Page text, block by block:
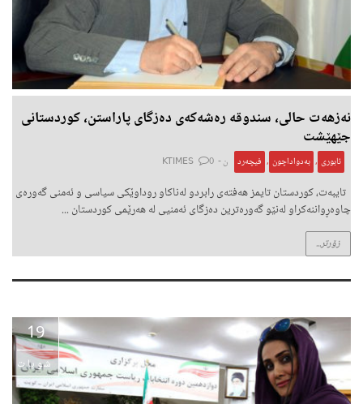
نەزهەت حالی، سندوقە رەشەکەی دەزگای پاراستن، کوردستانی
جێهێشت
ئابوری , بەدواداچون , فیچەرد ن - KTIMES 0
تایبەت، کوردستان تایمز هەفتەى رابردو لەناکاو روداوێکى سیاسى و ئەمنى گەورەی
چاوەڕواننەکراو لەنێو گەورەترین دەزگاى ئەمنیى لە هەرێمى کوردستان ...
زۆرتر...
19
شوبات